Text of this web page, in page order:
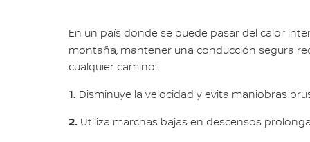
En un país donde se puede pasar del calor
montaña, mantener una conducción segura
cualquier camino:
1. Disminuye la velocidad y evita maniobras
2. Utiliza marchas bajas en descensos